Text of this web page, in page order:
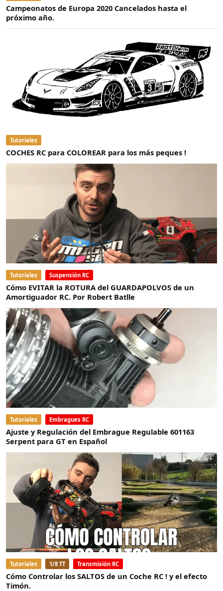
Campeonatos de Europa 2020 Cancelados hasta el
próximo año.
Tutoriales
COCHES RC para COLOREAR para los más peques !
Tutoriales Suspensión RC
Cómo EVITAR la ROTURA del GUARDAPOLVOS de un
Amortiguador RC. Por Robert Batlle
Tutoriales Embragues RC
Ajuste y Regulación del Embrague Regulable 601163
Serpent para GT en Español
Tutoriales 1/8 TT Transmisión RC
Cómo Controlar los SALTOS de un Coche RC ! y el efecto
Timón.